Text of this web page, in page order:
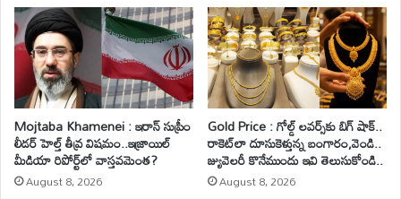
Mojtaba Khamenei : ఇరాన్ సుప్రీం
లీడర్ హెల్త్ తీవ్ర విషమం..ఇజ్రాయిల్
మీడియా రిపోర్ట్‌లో వాస్తవమెంత?
August 8, 2026
Gold Price : గోల్డ్ లవర్స్‌కు బిగ్ షాక్..
రాకెట్‌లా దూసుకెళ్తున్న బంగారం,వెండి..
జ్యువెలరీ కొనేముందు ఇవి తెలుసుకోండి..
August 8, 2026